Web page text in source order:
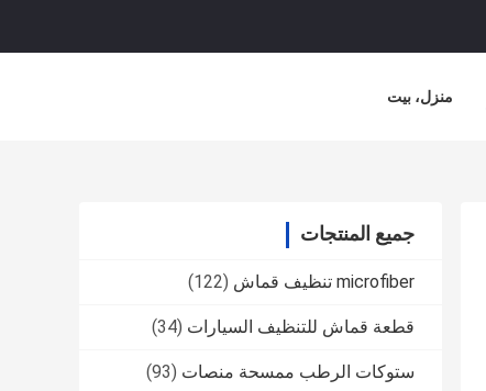
منزل، بيت
جميع المنتجات
microfiber تنظيف قماش (122)
قطعة قماش للتنظيف السيارات (34)
ستوكات الرطب ممسحة منصات (93)